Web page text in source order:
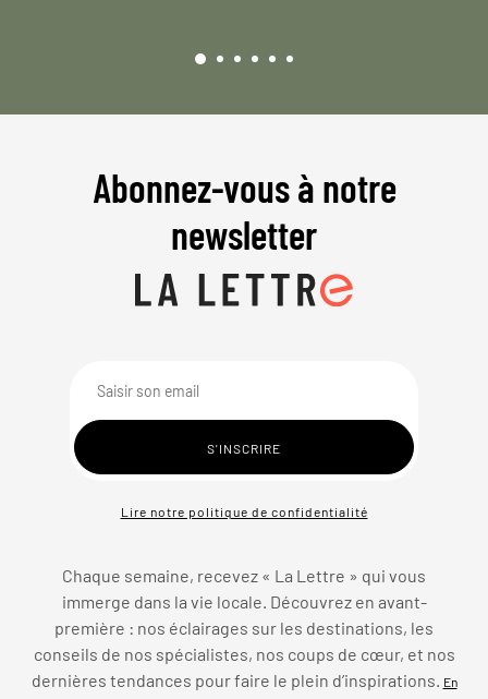
Abonnez-vous à notre
newsletter
Lire notre politique de confidentialité
Chaque semaine, recevez « La Lettre » qui vous
immerge dans la vie locale. Découvrez en avant-
première : nos éclairages sur les destinations, les
conseils de nos spécialistes, nos coups de cœur, et nos
dernières tendances pour faire le plein d’inspirations. En